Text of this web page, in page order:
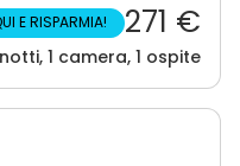
E RISPARMIA! 271 €
1 camera, 1 ospite